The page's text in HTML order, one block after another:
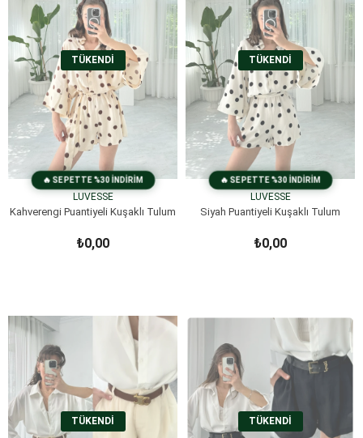
TÜKENDI
LUVESSE
Kahverengi Puantiyeli Kuşaklı Tulum
₺0,00
TÜKENDI
LUVESSE
Siyah Puantiyeli Kuşaklı Tulum
₺0,00
TÜKENDI TÜKENDI